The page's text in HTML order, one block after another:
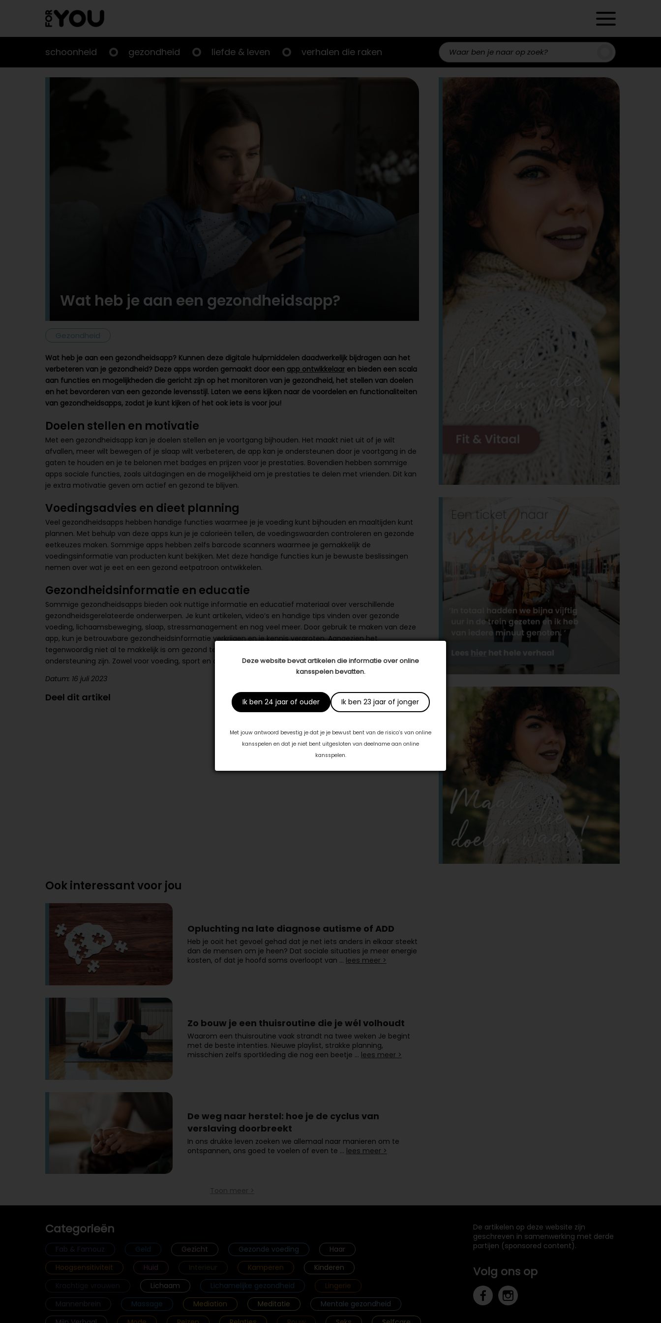
Deze website bevat artikelen die informatie over online
kansspelen bevatten.
Ik ben 24 jaar of ouder Ik ben 23 jaar of jonger
Met jouw antwoord bevestig je dat je je bewust bent van de risico’s van online
kansspelen en dat je niet bent uitgesloten van deelname aan online
kansspelen.
schoonheid gezondheid liefde & leven verhalen die raken Zoeken
Wat heb je aan een gezondheidsapp?
Gezondheid
Wat heb je aan een gezondheidsapp? Kunnen deze digitale hulpmiddelen daadwerkelijk bijdragen aan het
verbeteren van je gezondheid? Deze apps worden gemaakt door een app ontwikkelaar en bieden een scala
aan functies en mogelijkheden die gericht zijn op het monitoren van je gezondheid, het stellen van doelen
en het bevorderen van een gezonde levensstijl. Laten we eens kijken naar de voordelen en functionaliteiten
van gezondheidsapps, zodat je kunt kijken of het ook iets is voor jou!
Doelen stellen en motivatie
Met een gezondheidsapp kan je doelen stellen en je voortgang bijhouden. Het maakt niet uit of je wilt
afvallen, meer wilt bewegen of je slaap wilt verbeteren, de app kan je ondersteunen door je voortgang in de
gaten te houden en je te belonen met badges en prijzen voor je prestaties. Bovendien hebben sommige
apps sociale functies, zoals uitdagingen en de mogelijkheid om je prestaties te delen met vrienden. Dit kan
je extra motivatie geven om actief en gezond te blijven.
Voedingsadvies en dieet planning
Veel gezondheidsapps hebben handige functies waarmee je je voeding kunt bijhouden en maaltijden kunt
plannen. Met behulp van deze apps kun je je calorieën tellen, de voedingswaarden controleren en gezonde
eetkeuzes maken. Sommige apps hebben zelfs barcode scanners waarmee je gemakkelijk de
voedingsinformatie van producten kunt bekijken. Met deze handige functies kun je bewuste beslissingen
nemen over wat je eet en een gezond eetpatroon ontwikkelen.
Gezondheidsinformatie en educatie
Sommige gezondheidsapps bieden ook nuttige informatie en educatief materiaal over verschillende
gezondheidsgerelateerde onderwerpen. Je kunt artikelen, video’s en handige tips vinden over gezonde
voeding, lichaamsbeweging, slaap, stressmanagement en nog veel meer. Door gebruik te maken van deze
app, kun je betrouwbare gezondheidsinformatie verkrijgen en je kennis vergroten. Aangezien het
tegenwoordig niet al te makkelijk is om gezond te leven, kan een gezondheidsapp echt een waardevolle
ondersteuning zijn. Zowel voor voeding, sport en andere informatie. Maak jij er al gebruik van?
Datum: 16 juli 2023
Deel dit artikel
Ook interessant voor jou
Opluchting na late diagnose autisme of ADD
Heb je ooit het gevoel gehad dat je net iets anders in elkaar steekt
dan de mensen om je heen? Dat sociale situaties je meer energie
kosten, of dat je hoofd soms overloopt van … lees meer >
Zo bouw je een thuisroutine die je wél volhoudt
Waarom een thuisroutine vaak strandt na twee weken Je begint
met de beste intenties. Nieuwe playlist, strakke planning,
misschien zelfs sportkleding die nog een beetje … lees meer >
De weg naar herstel: hoe je de cyclus van
verslaving doorbreekt
In ons drukke leven zoeken we allemaal naar manieren om te
ontspannen, ons goed te voelen of even te … lees meer >
Toon meer >
Categorieën
Fab & Famouz Geld Gezicht Gezonde voeding
Haar
Hoogsensitiviteit
Huid Interieur Kamperen
Kinderen
Lichaam Lichamelijke gezondheid
Lingerie
Mannenbrein
Massage Mediation Meditatie
Mentale gezondheid
De artikelen op deze website zijn
geschreven in samenwerking met derde
partijen (sponsored content).
Volg ons op